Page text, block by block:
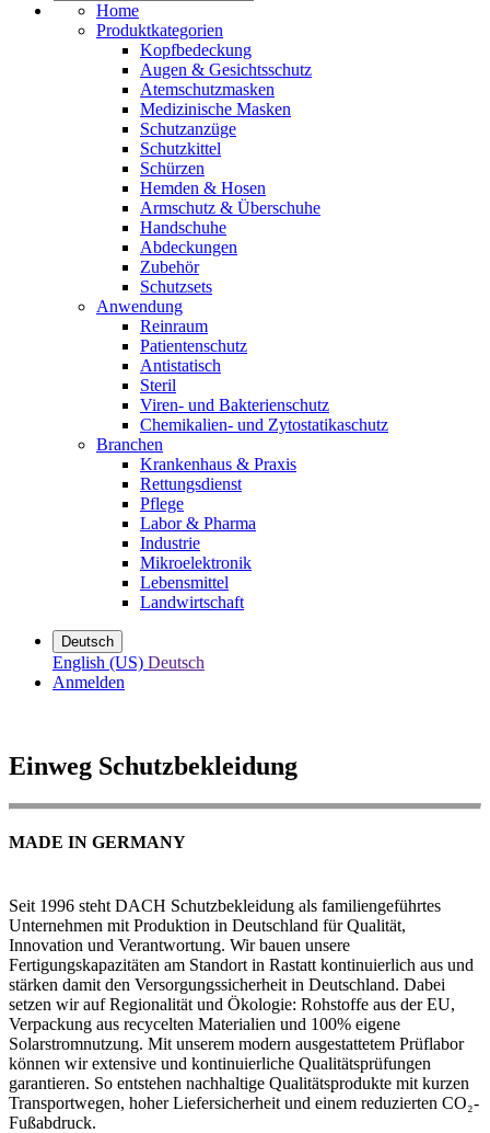
Home
Produktkategorien
Kopfbedeckung
Augen & Gesichtsschutz
Atemschutzmasken
Medizinische Masken
Schutzanzüge
Schutzkittel
Schürzen
Hemden & Hosen
Armschutz & Überschuhe
Handschuhe
Abdeckungen
Zubehör
Schutzsets
Anwendung
Reinraum
Patientenschutz
Antistatisch
Steril
Viren- und Bakterienschutz
Chemikalien- und Zytostatikaschutz
Branchen
Krankenhaus & Praxis
Rettungsdienst
Pflege
Labor & Pharma
Industrie
Mikroelektronik
Lebensmittel
Landwirtschaft
Deutsch
English (US) Deutsch
Anmelden
Einweg Schutzbekleidung
MADE IN GERMANY
Seit 1996 steht DACH Schutzbekleidung als familiengeführtes
Unternehmen mit Produktion in Deutschland für Qualität,
Innovation und Verantwortung. Wir bauen unsere
Fertigungskapazitäten am Standort in Rastatt kontinuierlich aus und
stärken damit den Versorgungssicherheit in Deutschland. Dabei
setzen wir auf Regionalität und Ökologie: Rohstoffe aus der EU,
Verpackung aus recycelten Materialien und 100% eigene
Solarstromnutzung. Mit unserem modern ausgestattetem Prüflabor
können wir extensive und kontinuierliche Qualitätsprüfungen
garantieren. So entstehen nachhaltige Qualitätsprodukte mit kurzen
Transportwegen, hoher Liefersicherheit und einem reduzierten CO₂-
Fußabdruck.